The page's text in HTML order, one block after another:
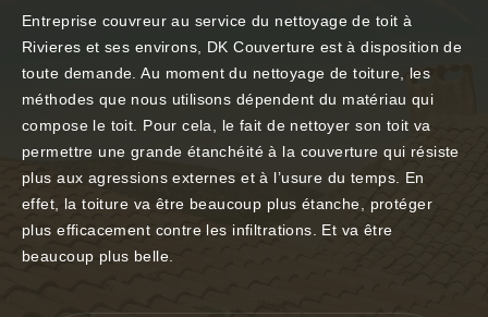
Entreprise couvreur au service du nettoyage de toit à
Rivieres et ses environs, DK Couverture est à disposition de
toute demande. Au moment du nettoyage de toiture, les
méthodes que nous utilisons dépendent du matériau qui
compose le toit. Pour cela, le fait de nettoyer son toit va
permettre une grande étanchéité à la couverture qui résiste
plus aux agressions externes et à l’usure du temps. En
effet, la toiture va être beaucoup plus étanche, protéger
plus efficacement contre les infiltrations. Et va être
beaucoup plus belle.